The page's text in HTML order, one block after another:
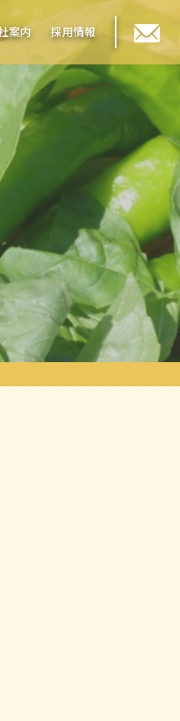
案内 採用情報